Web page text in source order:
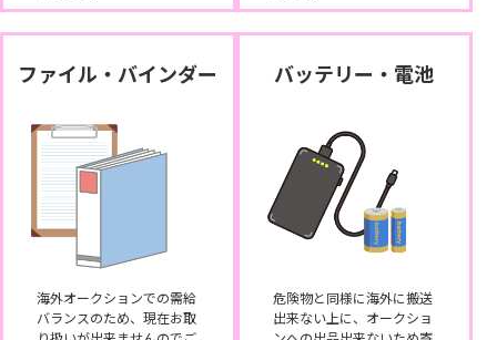
ファイル・バインダー
海外オークションでの需給
バランスのため、現在お取
バッテリー・電池
危険物と同様に海外に搬送
出来ない上に、オークショ